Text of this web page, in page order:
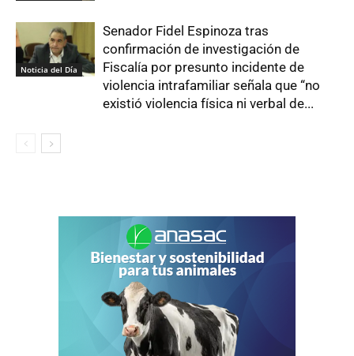
Noticia del Día
Senador Fidel Espinoza tras
confirmación de investigación de
Fiscalía por presunto incidente de
violencia intrafamiliar señala que “no
existió violencia física ni verbal de...